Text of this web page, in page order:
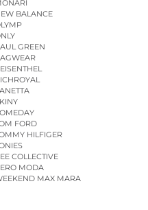
BALANCE
GREEN
FORD
HILFIGER
COLLECTIVE
MODA
MAX MARA